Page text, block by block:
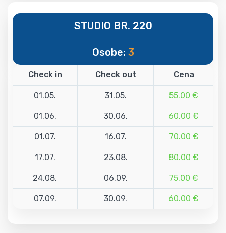
STUDIO BR. 220
Osobe: 3
Check in Check out Cena
01.05. 31.05. 55.00 €
01.06. 30.06. 60.00 €
01.07. 16.07. 70.00 €
17.07. 23.08. 80.00 €
24.08. 06.09. 75.00 €
07.09. 30.09. 60.00 €